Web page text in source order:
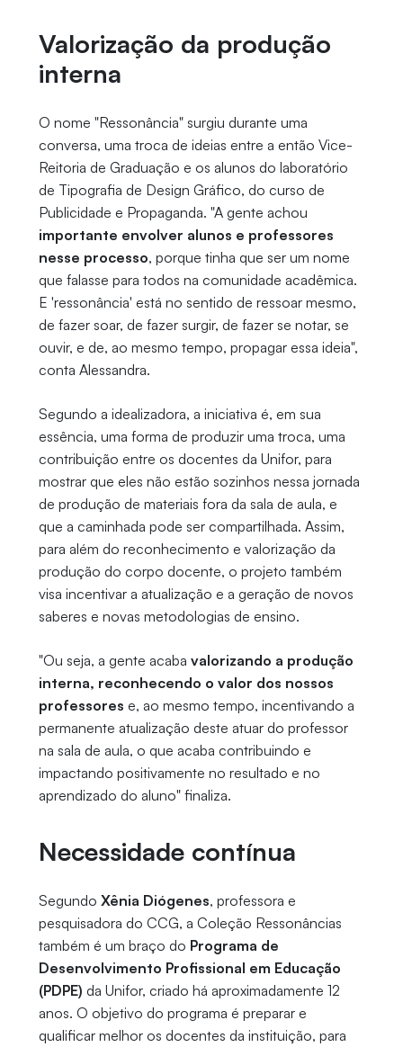
Valorização da produção
interna
O nome "Ressonância" surgiu durante uma
conversa, uma troca de ideias entre a então Vice-
Reitoria de Graduação e os alunos do laboratório
de Tipografia de Design Gráfico, do curso de
Publicidade e Propaganda. "A gente achou
importante envolver alunos e professores
nesse processo, porque tinha que ser um nome
que falasse para todos na comunidade acadêmica.
E 'ressonância' está no sentido de ressoar mesmo,
de fazer soar, de fazer surgir, de fazer se notar, se
ouvir, e de, ao mesmo tempo, propagar essa ideia",
conta Alessandra.
Segundo a idealizadora, a iniciativa é, em sua
essência, uma forma de produzir uma troca, uma
contribuição entre os docentes da Unifor, para
mostrar que eles não estão sozinhos nessa jornada
de produção de materiais fora da sala de aula, e
que a caminhada pode ser compartilhada. Assim,
para além do reconhecimento e valorização da
produção do corpo docente, o projeto também
visa incentivar a atualização e a geração de novos
saberes e novas metodologias de ensino.
"Ou seja, a gente acaba valorizando a produção
interna, reconhecendo o valor dos nossos
professores e, ao mesmo tempo, incentivando a
permanente atualização deste atuar do professor
na sala de aula, o que acaba contribuindo e
impactando positivamente no resultado e no
aprendizado do aluno" finaliza.
Necessidade contínua
Segundo Xênia Diógenes, professora e
pesquisadora do CCG, a Coleção Ressonâncias
também é um braço do Programa de
Desenvolvimento Profissional em Educação
(PDPE) da Unifor, criado há aproximadamente 12
anos. O objetivo do programa é preparar e
qualificar melhor os docentes da instituição, para